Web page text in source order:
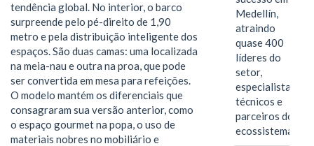
tendência global. No interior, o barco
surpreende pelo pé-direito de 1,90
metro e pela distribuição inteligente dos
espaços. São duas camas: uma localizada
na meia-nau e outra na proa, que pode
ser convertida em mesa para refeições.
O modelo mantém os diferenciais que
consagraram sua versão anterior, como
o espaço gourmet na popa, o uso de
materiais nobres no mobiliário e
Medellín,
atraindo
quase 400
líderes do
setor,
especialistas
técnicos e
parceiros do
ecossistema.…